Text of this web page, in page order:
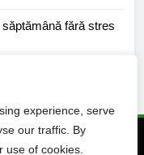
experience, serve
our traffic. By
use of cookies.
fără stres
Powered By